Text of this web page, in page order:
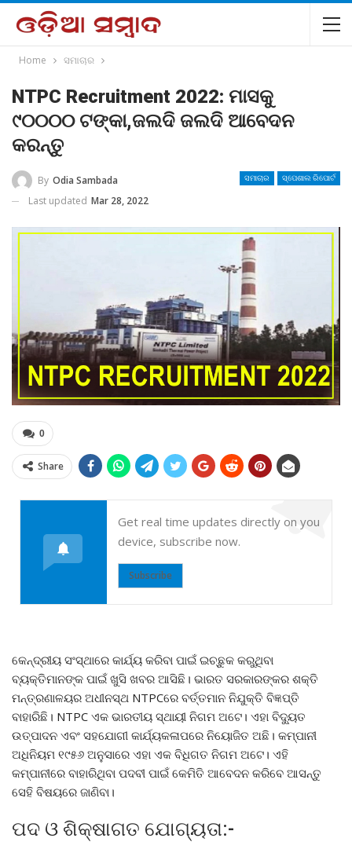
Home ସମାଚାର
NTPC Recruitment 2022: ମାସକୁ
୯୦୦୦୦ ଟଙ୍କା,ଜଲଦି ଜଲଦି ଆବେଦନ
କରନ୍ତୁ
ସମାଚାର ସ୍ପେଶାଲ ରିପୋର୍ଟ
By Odia Sambada
Last updated Mar 28, 2022
0
Share
Get real time updates directly on you
device, subscribe now.
Subscribe
କେନ୍ଦ୍ରୀୟ ସଂସ୍ଥାରେ କାର୍ଯ୍ୟ କରିବା ପାଇଁ ଇଚ୍ଛୁକ କରୁଥିବା
ବ୍ୟକ୍ତିମାନଙ୍କ ପାଇଁ ଖୁସି ଖବର ଆସିଛି। ଭାରତ ସରକାରଙ୍କର ଶକ୍ତି
ମନ୍ତ୍ରଣାଳୟର ଅଧୀନସ୍ଥ NTPCରେ ବର୍ତ୍ତମାନ ନିଯୁକ୍ତି ବିଜ୍ଞପ୍ତି
ବାହାରିଛି। NTPC ଏକ ଭାରତୀୟ ସ୍ଥାୟୀ ନିଗମ ଅଟେ। ଏହା ବିଦ୍ୟୁତ
ଉତ୍ପାଦନ ଏବଂ ସହଯୋଗୀ କାର୍ଯ୍ୟକଳାପରେ ନିୟୋଜିତ ଅଛି। କମ୍ପାନୀ
ଅଧିନିୟମ ୧୯୫୬ ଅନୁସାରେ ଏହା ଏକ ବିଧିଗତ ନିଗମ ଅଟେ। ଏହି
କମ୍ପାନୀରେ ବାହାରିଥିବା ପଦବୀ ପାଇଁ କେମିତି ଆବେଦନ କରିବେ ଆସନ୍ତୁ
ସେହି ବିଷୟରେ ଜାଣିବା।
ପଦ ଓ ଶିକ୍ଷାଗତ ଯୋଗ୍ୟତା:-